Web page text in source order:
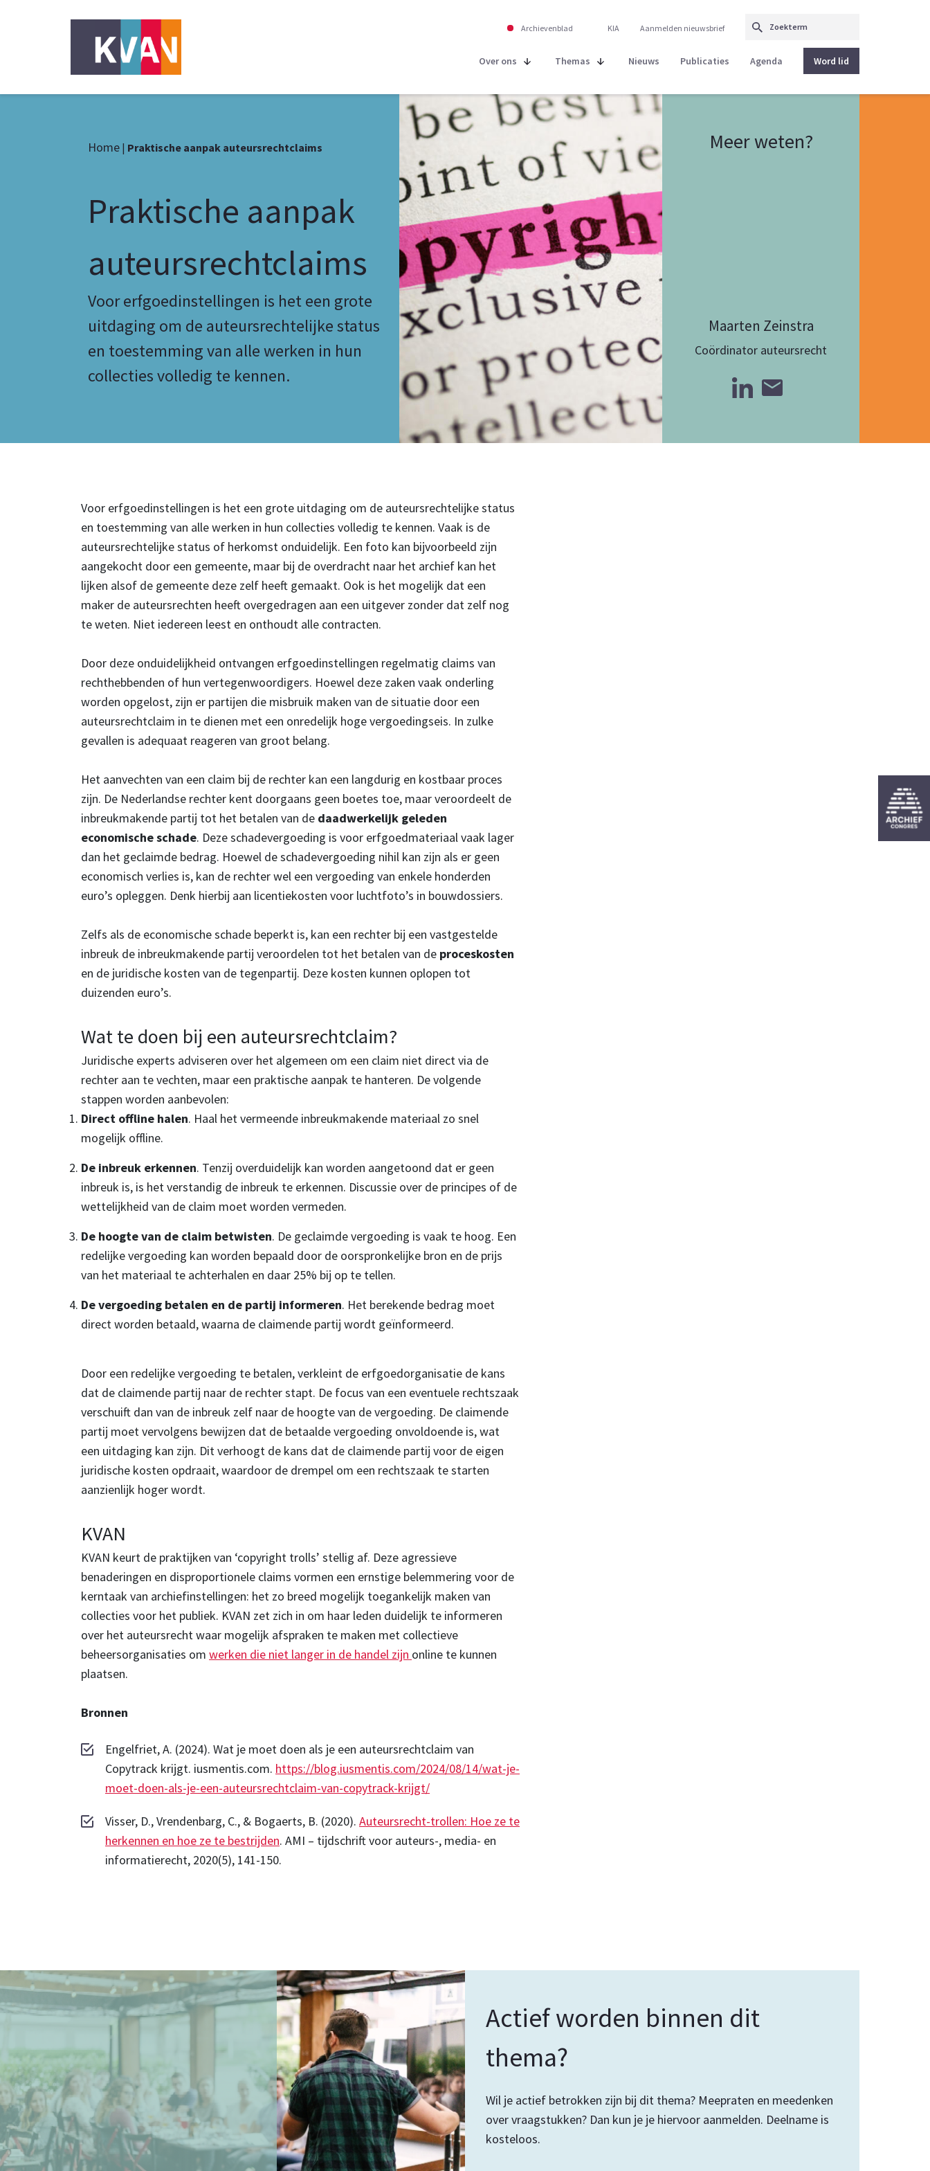
Archievenblad KIA Aanmelden nieuwsbrief
Over ons Themas Nieuws Publicaties Agenda Word lid
Home | Praktische aanpak auteursrechtclaims
Praktische aanpak
auteursrechtclaims
Voor erfgoedinstellingen is het een grote
uitdaging om de auteursrechtelijke status
en toestemming van alle werken in hun
collecties volledig te kennen.
Meer weten?
Maarten Zeinstra
Coördinator auteursrecht
Voor erfgoedinstellingen is het een grote uitdaging om de auteursrechtelijke status
en toestemming van alle werken in hun collecties volledig te kennen. Vaak is de
auteursrechtelijke status of herkomst onduidelijk. Een foto kan bijvoorbeeld zijn
aangekocht door een gemeente, maar bij de overdracht naar het archief kan het
lijken alsof de gemeente deze zelf heeft gemaakt. Ook is het mogelijk dat een
maker de auteursrechten heeft overgedragen aan een uitgever zonder dat zelf nog
te weten. Niet iedereen leest en onthoudt alle contracten.
Door deze onduidelijkheid ontvangen erfgoedinstellingen regelmatig claims van
rechthebbenden of hun vertegenwoordigers. Hoewel deze zaken vaak onderling
worden opgelost, zijn er partijen die misbruik maken van de situatie door een
auteursrechtclaim in te dienen met een onredelijk hoge vergoedingseis. In zulke
gevallen is adequaat reageren van groot belang.
Het aanvechten van een claim bij de rechter kan een langdurig en kostbaar proces
zijn. De Nederlandse rechter kent doorgaans geen boetes toe, maar veroordeelt de
inbreukmakende partij tot het betalen van de daadwerkelijk geleden
economische schade. Deze schadevergoeding is voor erfgoedmateriaal vaak lager
dan het geclaimde bedrag. Hoewel de schadevergoeding nihil kan zijn als er geen
economisch verlies is, kan de rechter wel een vergoeding van enkele honderden
euro’s opleggen. Denk hierbij aan licentiekosten voor luchtfoto’s in bouwdossiers.
Zelfs als de economische schade beperkt is, kan een rechter bij een vastgestelde
inbreuk de inbreukmakende partij veroordelen tot het betalen van de proceskosten
en de juridische kosten van de tegenpartij. Deze kosten kunnen oplopen tot
duizenden euro’s.
Wat te doen bij een auteursrechtclaim?
Juridische experts adviseren over het algemeen om een claim niet direct via de
rechter aan te vechten, maar een praktische aanpak te hanteren. De volgende
stappen worden aanbevolen:
Direct offline halen. Haal het vermeende inbreukmakende materiaal zo snel
mogelijk offline.
De inbreuk erkennen. Tenzij overduidelijk kan worden aangetoond dat er geen
inbreuk is, is het verstandig de inbreuk te erkennen. Discussie over de principes of de
wettelijkheid van de claim moet worden vermeden.
De hoogte van de claim betwisten. De geclaimde vergoeding is vaak te hoog. Een
redelijke vergoeding kan worden bepaald door de oorspronkelijke bron en de prijs
van het materiaal te achterhalen en daar 25% bij op te tellen.
De vergoeding betalen en de partij informeren. Het berekende bedrag moet
direct worden betaald, waarna de claimende partij wordt geïnformeerd.
Door een redelijke vergoeding te betalen, verkleint de erfgoedorganisatie de kans
dat de claimende partij naar de rechter stapt. De focus van een eventuele rechtszaak
verschuift dan van de inbreuk zelf naar de hoogte van de vergoeding. De claimende
partij moet vervolgens bewijzen dat de betaalde vergoeding onvoldoende is, wat
een uitdaging kan zijn. Dit verhoogt de kans dat de claimende partij voor de eigen
juridische kosten opdraait, waardoor de drempel om een rechtszaak te starten
aanzienlijk hoger wordt.
KVAN
KVAN keurt de praktijken van ‘copyright trolls’ stellig af. Deze agressieve
benaderingen en disproportionele claims vormen een ernstige belemmering voor de
kerntaak van archiefinstellingen: het zo breed mogelijk toegankelijk maken van
collecties voor het publiek. KVAN zet zich in om haar leden duidelijk te informeren
over het auteursrecht waar mogelijk afspraken te maken met collectieve
beheersorganisaties om werken die niet langer in de handel zijn online te kunnen
plaatsen.
Bronnen
Engelfriet, A. (2024). Wat je moet doen als je een auteursrechtclaim van
Copytrack krijgt. iusmentis.com. https://blog.iusmentis.com/2024/08/14/wat-je-
moet-doen-als-je-een-auteursrechtclaim-van-copytrack-krijgt/
Visser, D., Vrendenbarg, C., & Bogaerts, B. (2020). Auteursrecht-trollen: Hoe ze te
herkennen en hoe ze te bestrijden. AMI – tijdschrift voor auteurs-, media- en
informatierecht, 2020(5), 141-150.
Actief worden binnen dit
thema?
Wil je actief betrokken zijn bij dit thema? Meepraten en meedenken
over vraagstukken? Dan kun je je hiervoor aanmelden. Deelname is
kosteloos.